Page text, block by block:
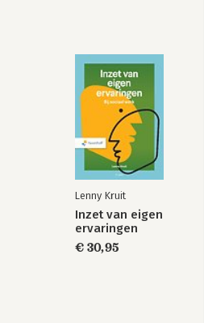
Lenny Kruit
Inzet van eigen
ervaringen
€ 30,95